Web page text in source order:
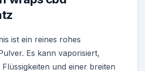
ist ein reines rohes
Es kann vaporisiert,
und einer breiten